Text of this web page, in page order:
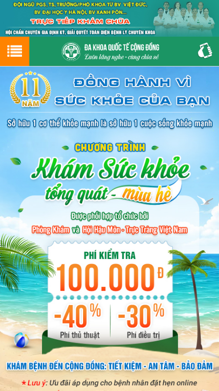
Hotline0243.9656.999tư vấn miễn phí
GIỚI THIỆU
GIỚI THIỆU VỀ PHÒNG KHÁM
CƠ SỞ VẬT CHẤT
ĐẶT HẸN LỊCH KHÁM
ĐƯỜNG TỚI PHÒNG KHÁM
PHỤ KHOA
BỆNH HẬU MÔN
BỆNH XÃ HỘI